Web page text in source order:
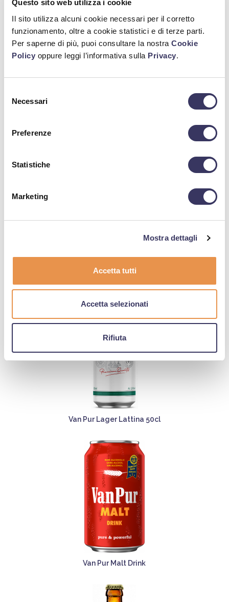
Questo sito web utilizza i cookie
Il sito utilizza alcuni cookie necessari per il corretto
funzionamento, oltre a cookie statistici e di terze parti.
Per saperne di più, puoi consultare la nostra Cookie
Policy oppure leggi l’informativa sulla Privacy.
delNecessari
Preferenze
Statistiche
Marketing
Mostra dettagli
Accetta tutti
Accetta selezionati
Rifiuta
Van Pur Lager Bottiglia 33cl
Van Pur Lager Lattina 50cl
Van Pur Malt Drink